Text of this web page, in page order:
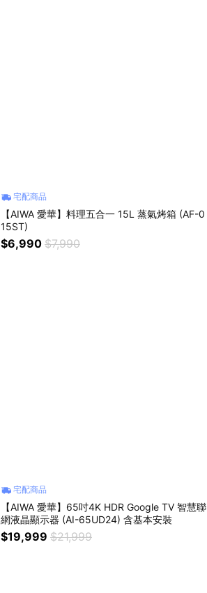
宅配商品
【AIWA 愛華】料理五合一 15L 蒸氣烤箱 (AF-0
15ST)
$6,990 $7,990
宅配商品
【AIWA 愛華】65吋4K HDR Google TV 智慧聯
網液晶顯示器 (AI-65UD24) 含基本安裝
$19,999 $21,999